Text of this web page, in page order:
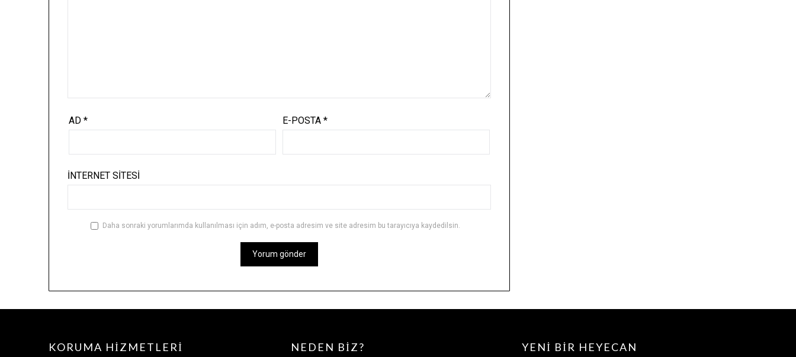
AD * E-POSTA *
İNTERNET SITESI
Daha sonraki yorumlarımda kullanılması için adım, e-posta adresim ve site adresim bu tarayıcıya kaydedilsin.
KORUMA HIZMETLERI NEDEN BIZ? YENI BIR HEYECAN